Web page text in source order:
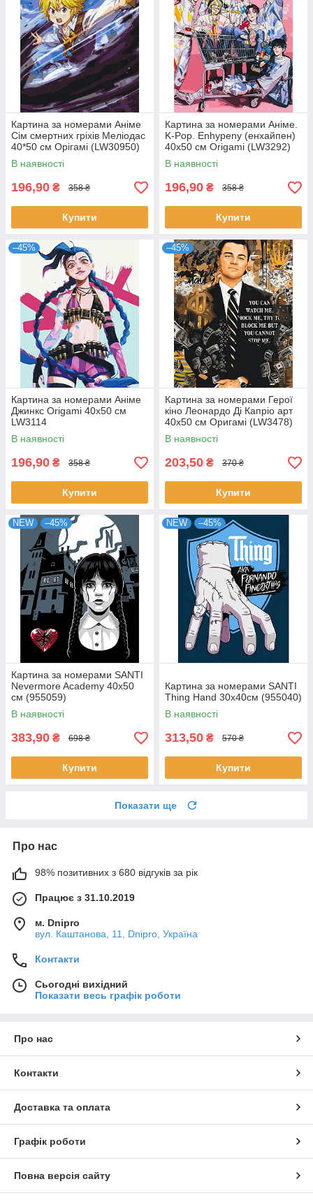
Картина за номерами Аніме
Сім смертних гріхів Меліодас
40*50 см Орігамі (LW30950)
В наявності
196,90 ₴ 358 ₴
Купити
Картина за номерами Аніме.
K-Pop. Enhypenу (енхайпен)
40x50 см Origami (LW3292)
В наявності
196,90 ₴ 358 ₴
Купити
–45%
Картина за номерами Аніме
Джинкс Origami 40x50 см
LW3114
В наявності
196,90 ₴ 358 ₴
Купити
–45%
Картина за номерами Герої
кіно Леонардо Ді Капріо арт
40x50 см Оригамі (LW3478)
В наявності
203,50 ₴ 370 ₴
Купити
NEW –45%
Картина за номерами SANTI
Nevermore Academy 40х50
см (955059)
В наявності
383,90 ₴ 698 ₴
Купити
NEW –45%
Картина за номерами SANTI
Thing Hand 30х40см (955040)
В наявності
313,50 ₴ 570 ₴
Купити
Показати ще
Про нас
98% позитивних з 680 відгуків за рік
Працює з 31.10.2019
м. Dnipro
вул. Каштанова, 11, Dnipro, Україна
Контакти
Сьогодні вихідний
Показати весь графік роботи
Про нас
Контакти
Доставка та оплата
Графік роботи
Повна версія сайту